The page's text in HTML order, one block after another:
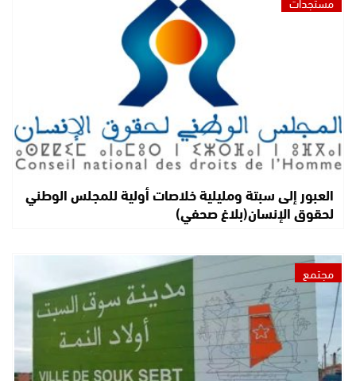
العبور إلى سبتة ومليلية خلاصات أولية للمجلس الوطني
لحقوق الإنسان(بلاغ صحفي)
مجتمع